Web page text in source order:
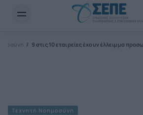
9 στις 10 εταιρείες έχουν έλλειμμα
Τεχνητή Νοημοσύνη
Newsletter Email*